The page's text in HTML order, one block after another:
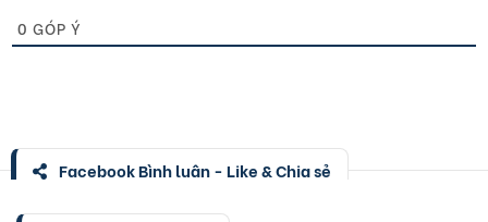
0 GÓP Ý
Facebook Bình luận - Like & Chia sẻ